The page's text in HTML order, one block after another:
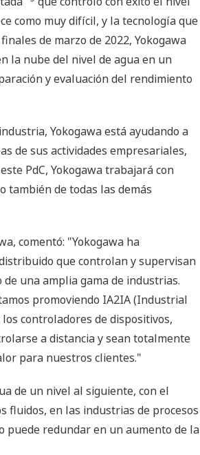
como muy difícil, y la tecnología que
de marzo de 2022, Yokogawa
la nube del nivel de agua en un
y evaluación del rendimiento
Yokogawa está ayudando a
de sus actividades empresariales,
PdC, Yokogawa trabajará con
también de todas las demás
comentó: "Yokogawa ha
que controlan y supervisan
una amplia gama de industrias.
promoviendo IA2IA (Industrial
controladores de dispositivos,
a distancia y sean totalmente
para nuestros clientes."
de un nivel al siguiente, con el
fluidos, en las industrias de procesos
puede redundar en un aumento de la